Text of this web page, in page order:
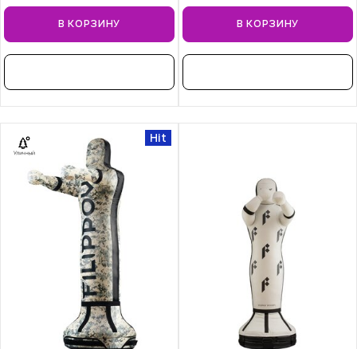
В КОРЗИНУ В КОРЗИНУ
Hit